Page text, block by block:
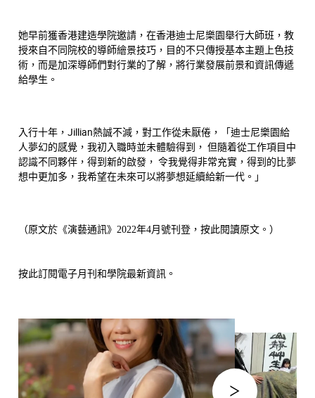
她早前獲香港建造學院邀請，在香港迪士尼樂園舉行大師班，教
授來自不同院校的導師繪景技巧，目的不只傳授基本主題上色技
術，而是加深導師們對行業的了解，將行業發展前景和資訊傳遞
給學生。
入行十年，Jillian熱誠不減，對工作從未厭倦，「迪士尼樂園給
人夢幻的感覺，我初入職時並未體驗得到， 但隨着從工作項目中
認識不同夥伴，得到新的啟發， 令我覺得非常充實，得到的比夢
想中更加多，我希望在未來可以將夢想延續給新一代。」
（原文於《演藝通訊》2022年4月號刊登， 按此閱讀原文。）
按此訂閱電子月刊和學院最新資訊。